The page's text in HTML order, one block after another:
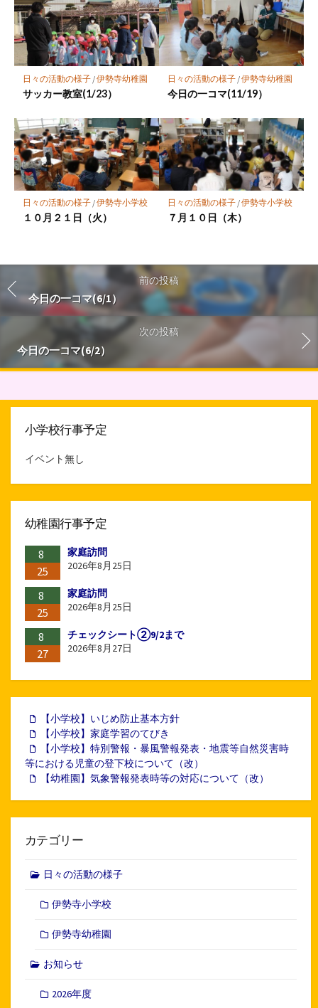
日々の活動の様子/伊勢寺幼稚園
サッカー教室(1/23）
日々の活動の様子/伊勢寺幼稚園
今日の一コマ(11/19）
日々の活動の様子/伊勢寺小学校
１０月２１日（火）
日々の活動の様子/伊勢寺小学校
７月１０日（木）
前の投稿
今日の一コマ(6/1）
次の投稿
今日の一コマ(6/2）
小学校行事予定
イベント無し
幼稚園行事予定
8
25
家庭訪問
2026年8月25日
8
25
家庭訪問
2026年8月25日
8
27
チェックシート②9/2まで
2026年8月27日
【小学校】いじめ防止基本方針
【小学校】家庭学習のてびき
【小学校】特別警報・暴風警報発表・地震等自然災害時
等における児童の登下校について（改）
【幼稚園】気象警報発表時等の対応について（改）
カテゴリー
日々の活動の様子
伊勢寺小学校
伊勢寺幼稚園
お知らせ
2026年度